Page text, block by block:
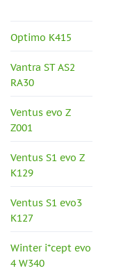
Optimo K415
Vantra ST AS2
RA30
Ventus evo Z
Z001
Ventus S1 evo Z
K129
Ventus S1 evo3
K127
Winter i*cept evo
4 W340